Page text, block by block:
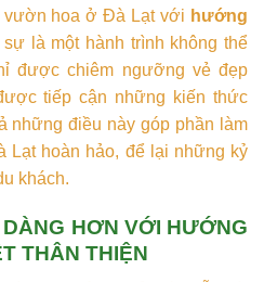
vườn hoa ở Đà Lạt với hướng
là một hành trình không thể
được chiêm ngưỡng vẻ đẹp
tiếp cận những kiến thức
những điều này góp phần làm
Lạt hoàn hảo, để lại những kỷ
khách.
HƠN VỚI HƯỚNG
THÂN THIỆN